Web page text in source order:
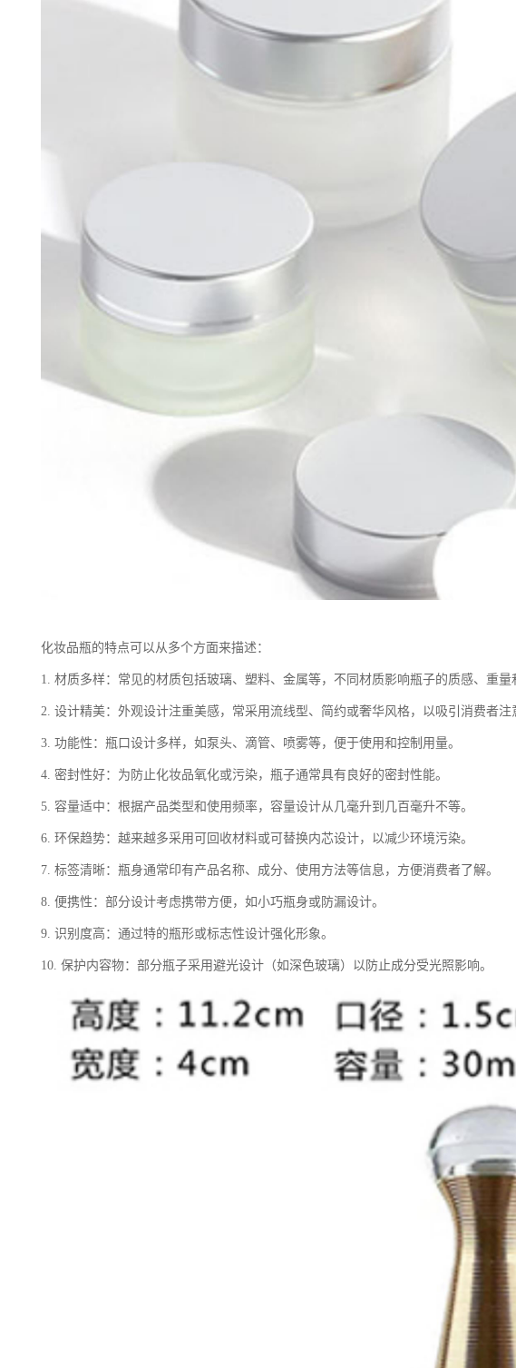
化妆品瓶的特点可以从多个方面来描述：
1. 材质多样：常见的材质包括玻璃、塑料、金属等，不同材质影响瓶子的质感、重量
2. 设计精美：外观设计注重美感，常采用流线型、简约或奢华风格，以吸引消费者注
3. 功能性：瓶口设计多样，如泵头、滴管、喷雾等，便于使用和控制用量。
4. 密封性好：为防止化妆品氧化或污染，瓶子通常具有良好的密封性能。
5. 容量适中：根据产品类型和使用频率，容量设计从几毫升到几百毫升不等。
6. 环保趋势：越来越多采用可回收材料或可替换内芯设计，以减少环境污染。
7. 标签清晰：瓶身通常印有产品名称、成分、使用方法等信息，方便消费者了解。
8. 便携性：部分设计考虑携带方便，如小巧瓶身或防漏设计。
9. 识别度高：通过特的瓶形或标志性设计强化形象。
10. 保护内容物：部分瓶子采用避光设计（如深色玻璃）以防止成分受光照影响。